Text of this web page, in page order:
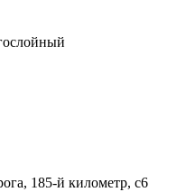
185-й километр, с6